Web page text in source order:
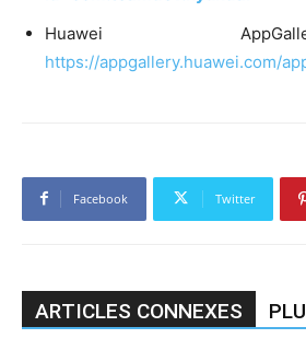
Huawei
https://appgallery.huawei.com/
Facebook Twitter
ARTICLES CONNEXES